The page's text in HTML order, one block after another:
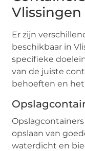
Vlissingen
Er zijn
beschikbaar in
specifieke
van de juiste
behoeften en
opslaan van
waterdicht en